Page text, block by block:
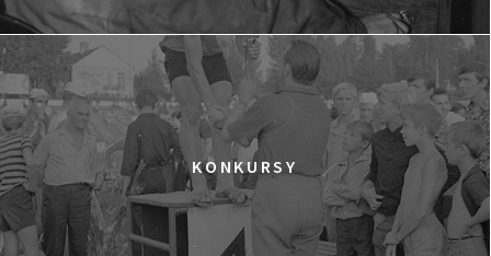
12:45
JĄDRA TARZANA
KUP BILET
13:30
Kinoteka, sala 7
GRACE JONES
SPOTKANIE PO FILMIE
KUP BILET
13:30
Iluzjon, sala Mała Czarna
SAMOTNA WALKA THOMASA REIDA
KUP BILET
14:00
Kinoteka, sala 1
KUP BILET
KONKURSY